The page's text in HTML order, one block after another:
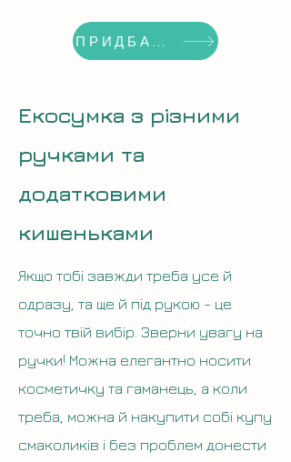
ПРИДБАТИ
Екосумка з різними
ручками та
додатковими
кишеньками
Якщо тобі завжди треба усе й
одразу, та ще й під рукою - це
точно твій вибір. Зверни увагу на
ручки! Можна елегантно носити
косметичку та гаманець, а коли
треба, можна й накупити собі купу
смаколиків і без проблем донести